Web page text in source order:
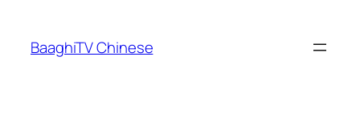
content
BaaghiTV Chinese